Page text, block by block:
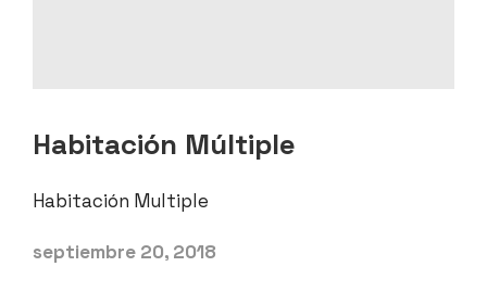
Habitación Múltiple
Habitación Multiple
septiembre 20, 2018